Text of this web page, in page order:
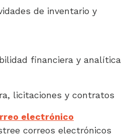
de inventario y
financiera y analítica
licitaciones y contratos
electrónico
correos electrónicos